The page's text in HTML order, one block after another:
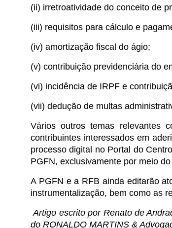
(ii) irretroatividade do conceito de
(iii) requisitos para cálculo e
(iv) amortização fiscal do ágio;
(v) contribuição previdenciária do
(vi) incidência de IRPF e
(vii) dedução de multas
Vários outros temas relevantes
contribuintes interessados em
processo digital no Portal do
PGFN, exclusivamente por meio
A PGFN e a RFB ainda editarão
instrumentalização, bem como as
Artigo escrito por Renato de
do RONALDO MARTINS &